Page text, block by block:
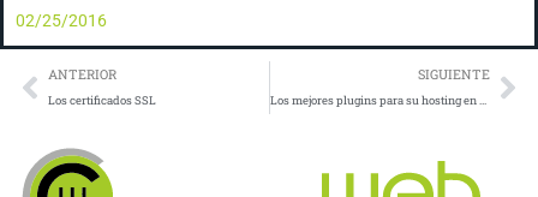
02/25/2016
Prev
ANTERIOR
Los certificados SSL
SIGUIENTE
Los mejores plugins para su hosting en WordPress